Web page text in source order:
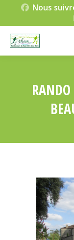
Nous